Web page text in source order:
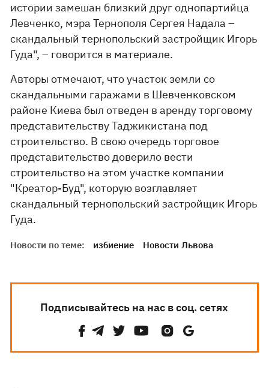
истории замешан близкий друг однопартийца
Левченко, мэра Тернополя Сергея Надала –
скандальный тернопольский застройщик Игорь
Гуда", – говорится в материале.
Авторы отмечают, что участок земли со
скандальными гаражами в Шевченковском
районе Киева был отведен в аренду торговому
представительству Таджикистана под
строительство. В свою очередь торговое
представительство доверило вести
строительство на этом участке компании
"Креатор-Буд", которую возглавляет
скандальный тернопольский застройщик Игорь
Гуда.
Новости по теме: избиение Новости Львова
Подписывайтесь на нас в соц. сетях